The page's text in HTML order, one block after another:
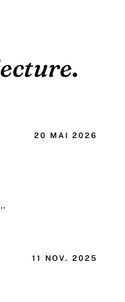
.
20 MAI 2026
11 NOV. 2025